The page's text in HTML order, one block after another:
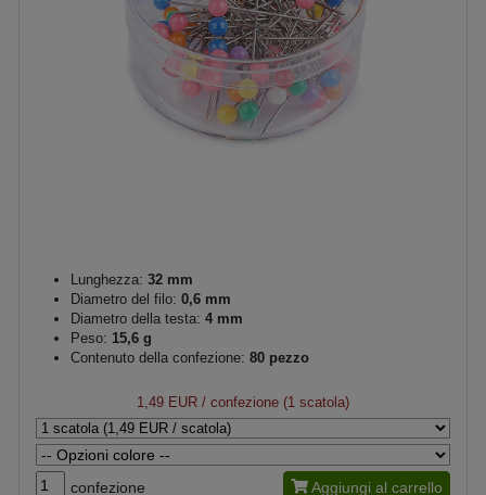
Lunghezza: 32 mm
Diametro del filo: 0,6 mm
Diametro della testa: 4 mm
Peso: 15,6 g
Contenuto della confezione: 80 pezzo
1,49 EUR / confezione (1 scatola)
confezione Aggiungi al carrello